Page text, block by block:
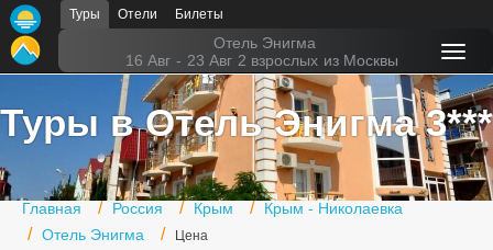
Туры Отели Билеты
Отель Энигма
16 Авг - 23 Авг 2 взрослых из Москвы
Туры в Отель Энигма 3***
Главная Россия Крым
Крым - Николаевка
Отель Энигма
Цена
Главная
Горящие туры
Туры в Турцию
Туры в Египет